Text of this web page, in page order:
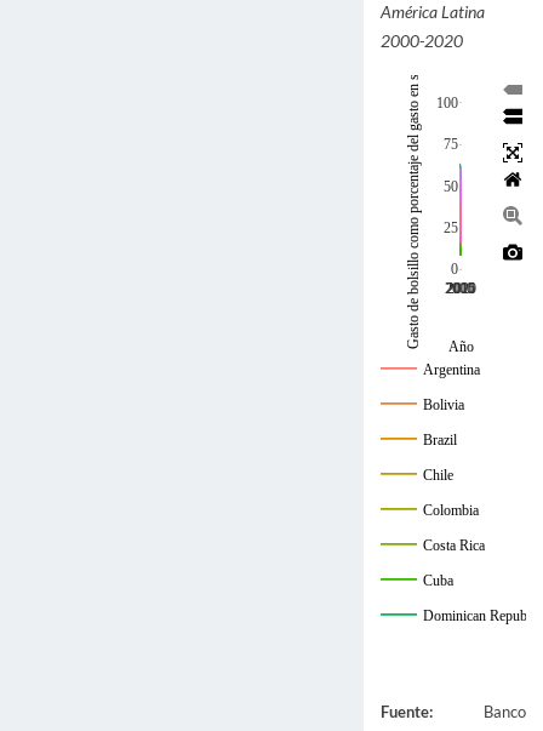
2000
2005
2010
2015
2020
0
25
50
75
100
Argentina
Bolivia
Brazil
Chile
Colombia
Costa Rica
Cuba
Dominican Republic
Guatemala
Año
Gasto de bolsillo como porcentaje del gasto en salud (%)
América Latina
2000-2020
Fuente: Banco